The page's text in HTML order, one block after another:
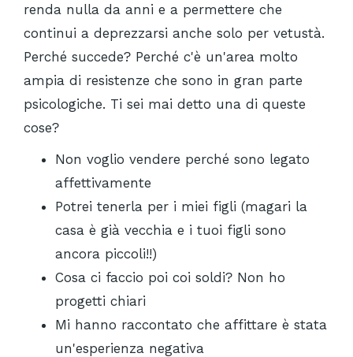
renda nulla da anni e a permettere che
continui a deprezzarsi anche solo per vetustà.
Perché succede? Perché c'è un'area molto
ampia di resistenze che sono in gran parte
psicologiche. Ti sei mai detto una di queste
cose?
Non voglio vendere perché sono legato
affettivamente
Potrei tenerla per i miei figli (magari la
casa è già vecchia e i tuoi figli sono
ancora piccoli!!)
Cosa ci faccio poi coi soldi? Non ho
progetti chiari
Mi hanno raccontato che affittare è stata
un'esperienza negativa